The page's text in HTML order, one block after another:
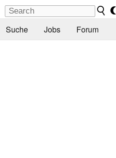
Suche Jobs Forum